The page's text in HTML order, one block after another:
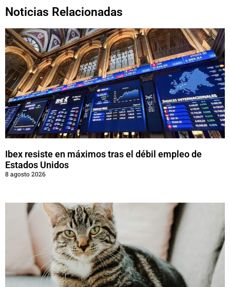
Noticias Relacionadas
Ibex resiste en máximos tras el débil empleo de
Estados Unidos
8 agosto 2026